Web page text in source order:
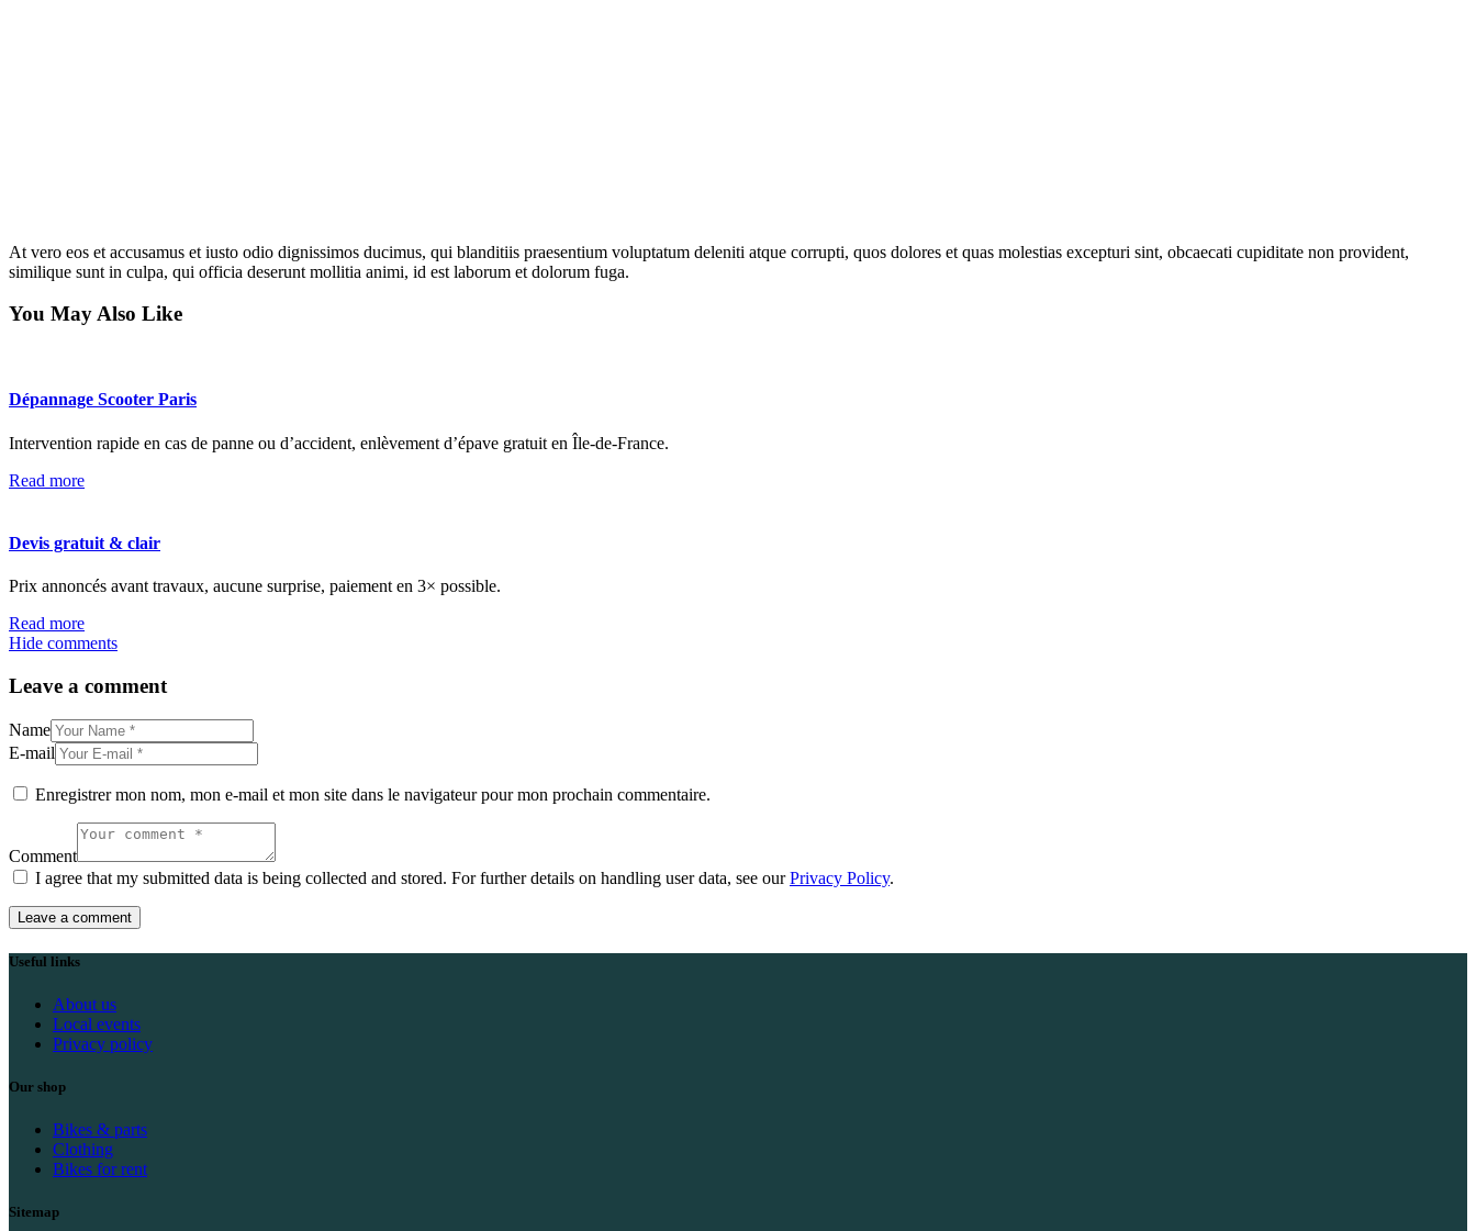
At vero eos et accusamus et iusto odio dignissimos ducimus, qui blanditiis praesentium voluptatum deleniti atque corrupti, quos dolores et quas molestias excepturi sint, obcaecati cupiditate non provident,
similique sunt in culpa, qui officia deserunt mollitia animi, id est laborum et dolorum fuga.
You May Also Like
Dépannage Scooter Paris
Intervention rapide en cas de panne ou d’accident, enlèvement d’épave gratuit en Île-de-France.
Read more
Devis gratuit & clair
Prix annoncés avant travaux, aucune surprise, paiement en 3× possible.
Read more
Hide comments
Leave a comment
Name
E-mail
Enregistrer mon nom, mon e-mail et mon site dans le navigateur pour mon prochain commentaire.
Comment
I agree that my submitted data is being collected and stored. For further details on handling user data, see ourPrivacy Policy.
Useful links
About us
Local events
Privacy policy
Our shop
Bikes & parts
Clothing
Bikes for rent
Sitemap